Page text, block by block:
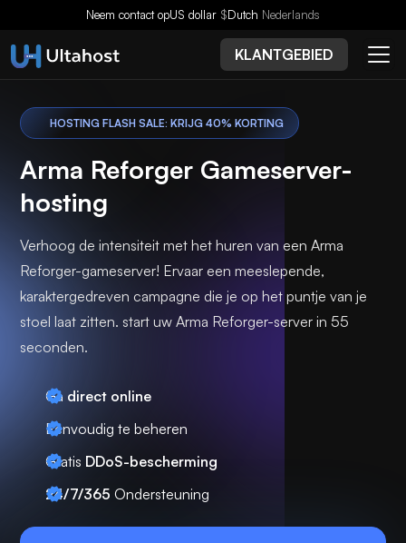
Neem contact opUS dollar $Dutch Nederlands
KLANTGEBIED
HOSTING FLASH SALE: KRIJG 40% KORTING
Arma Reforger Gameserver-
hosting
Verhoog de intensiteit met het huren van een Arma
Reforger-gameserver! Ervaar een meeslepende,
karaktergedreven campagne die je op het puntje van je
stoel laat zitten. start uw Arma Reforger-server in 55
seconden.
Ga direct online
Eenvoudig te beheren
Gratis DDoS-bescherming
24/7/365 Ondersteuning